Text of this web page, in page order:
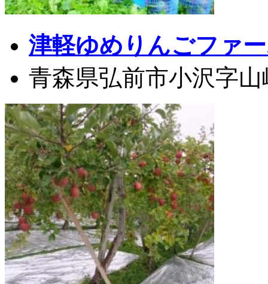
津軽ゆめりんごファ
青森県弘前市小沢字山